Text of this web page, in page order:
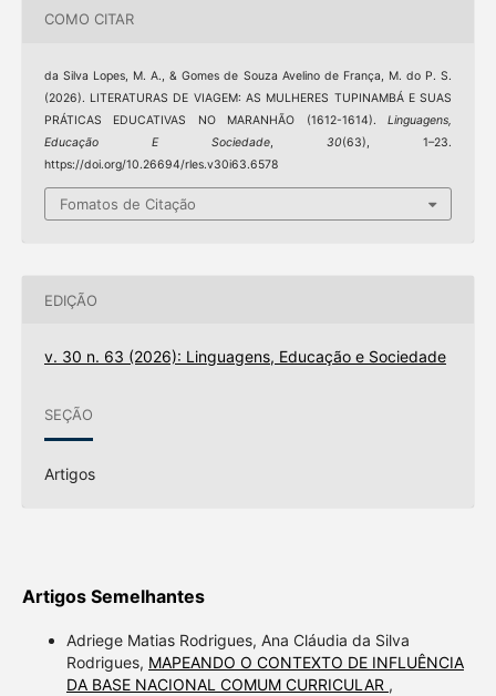
COMO CITAR
da Silva Lopes, M. A., & Gomes de Souza Avelino de França, M. do P. S.
(2026). LITERATURAS DE VIAGEM: AS MULHERES TUPINAMBÁ E SUAS
PRÁTICAS EDUCATIVAS NO MARANHÃO (1612-1614).Linguagens,
Educação E Sociedade,30(63), 1–23.
https://doi.org/10.26694/rles.v30i63.6578
Fomatos de Citação
EDIÇÃO
v. 30 n. 63 (2026): Linguagens, Educação e Sociedade
SEÇÃO
Artigos
Artigos Semelhantes
Adriege Matias Rodrigues, Ana Cláudia da Silva
Rodrigues, MAPEANDO O CONTEXTO DE INFLUÊNCIA
DA BASE NACIONAL COMUM CURRICULAR ,